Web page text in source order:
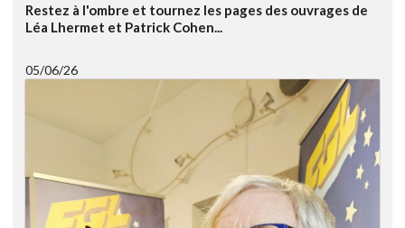
Restez à l'ombre et tournez les pages des ouvrages de
Léa Lhermet et Patrick Cohen...
05/06/26